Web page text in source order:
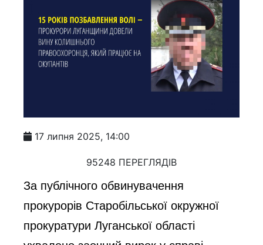
17 липня 2025, 14:00
95248 ПЕРЕГЛЯДІВ
За публічного обвинувачення
прокурорів Старобільської окружної
прокуратури Луганської області